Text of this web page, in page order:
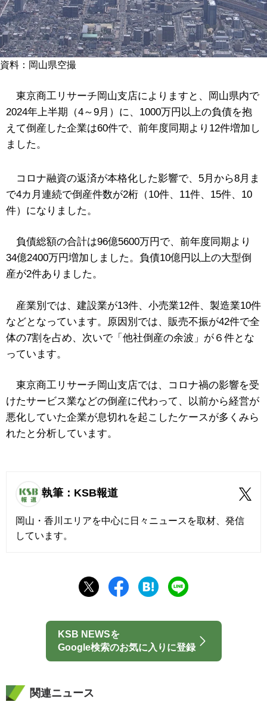
資料：岡山県空撮
東京商工リサーチ岡山支店によりますと、岡山県内で
2024年上半期（4～9月）に、1000万円以上の負債を抱
えて倒産した企業は60件で、前年度同期より12件増加し
ました。
コロナ融資の返済が本格化した影響で、5月から8月ま
で4カ月連続で倒産件数が2桁（10件、11件、15件、10
件）になりました。
負債総額の合計は96億5600万円で、前年度同期より
34億2400万円増加しました。負債10億円以上の大型倒
産が2件ありました。
産業別では、建設業が13件、小売業12件、製造業10件
などとなっています。原因別では、販売不振が42件で全
体の7割を占め、次いで「他社倒産の余波」が６件とな
っています。
東京商工リサーチ岡山支店では、コロナ禍の影響を受
けたサービス業などの倒産に代わって、以前から経営が
悪化していた企業が息切れを起こしたケースが多くみら
れたと分析しています。
執筆：KSB報道
岡山・香川エリアを中心に日々ニュースを取材、発信
しています。
KSB NEWSを
Google検索のお気に入りに登録
関連ニュース